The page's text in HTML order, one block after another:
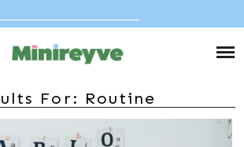
For: Routine